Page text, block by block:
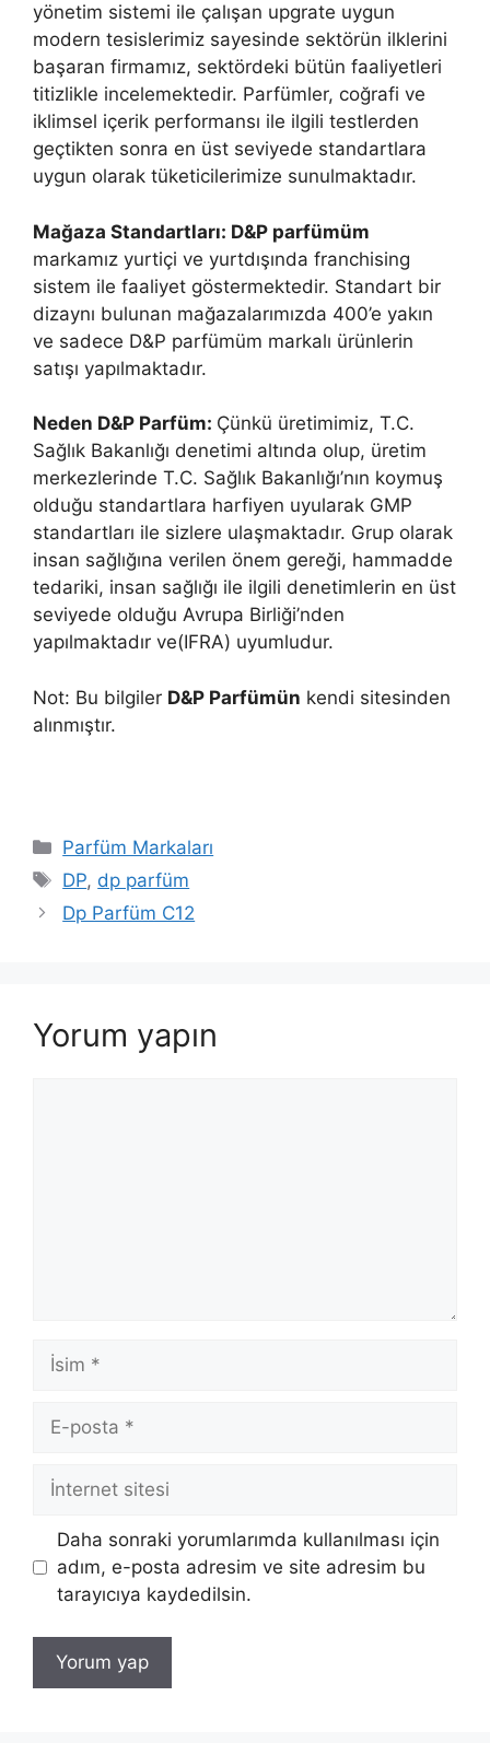
yönetim sistemi ile çalışan upgrate uygun
modern tesislerimiz sayesinde sektörün ilklerini
başaran firmamız, sektördeki bütün faaliyetleri
titizlikle incelemektedir. Parfümler, coğrafi ve
iklimsel içerik performansı ile ilgili testlerden
geçtikten sonra en üst seviyede standartlara
uygun olarak tüketicilerimize sunulmaktadır.
Mağaza Standartları: D&P parfümüm
markamız yurtiçi ve yurtdışında franchising
sistem ile faaliyet göstermektedir. Standart bir
dizaynı bulunan mağazalarımızda 400’e yakın
ve sadece D&P parfümüm markalı ürünlerin
satışı yapılmaktadır.
Neden D&P Parfüm: Çünkü üretimimiz, T.C.
Sağlık Bakanlığı denetimi altında olup, üretim
merkezlerinde T.C. Sağlık Bakanlığı’nın koymuş
olduğu standartlara harfiyen uyularak GMP
standartları ile sizlere ulaşmaktadır. Grup olarak
insan sağlığına verilen önem gereği, hammadde
tedariki, insan sağlığı ile ilgili denetimlerin en üst
seviyede olduğu Avrupa Birliği’nden
yapılmaktadır ve(IFRA) uyumludur.
Not: Bu bilgiler D&P Parfümün kendi sitesinden
alınmıştır.
Kategoriler
Parfüm Markaları
Etiketler
DP, dp parfüm
Dp Parfüm C12
Yorum yapın
İsim
posta
İnternet
Daha sonraki yorumlarımda kullanılması için
adım, e-posta adresim ve site adresim bu
tarayıcıya kaydedilsin.